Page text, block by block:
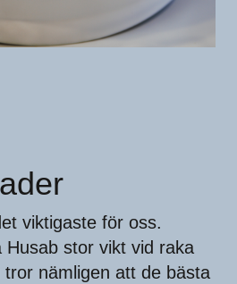
viktigaste för oss.
Husab stor vikt vid raka
tror nämligen att de bästa